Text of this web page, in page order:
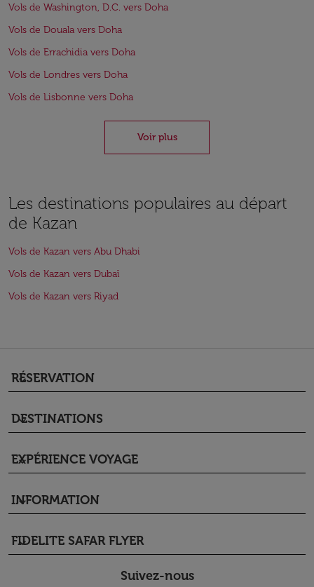
Vols de Washington, D.C. vers Doha
Vols de Douala vers Doha
Vols de Errachidia vers Doha
Vols de Londres vers Doha
Vols de Lisbonne vers Doha
Voir plus
Les destinations populaires au départ
de Kazan
Vols de Kazan vers Abu Dhabi
Vols de Kazan vers Dubaï
Vols de Kazan vers Riyad
RÉSERVATION
keyboard_arrow_down
DESTINATIONS
keyboard_arrow_down
EXPÉRIENCE VOYAGE
keyboard_arrow_down
INFORMATION
keyboard_arrow_down
FIDELITE SAFAR FLYER
keyboard_arrow_down
Suivez-nous